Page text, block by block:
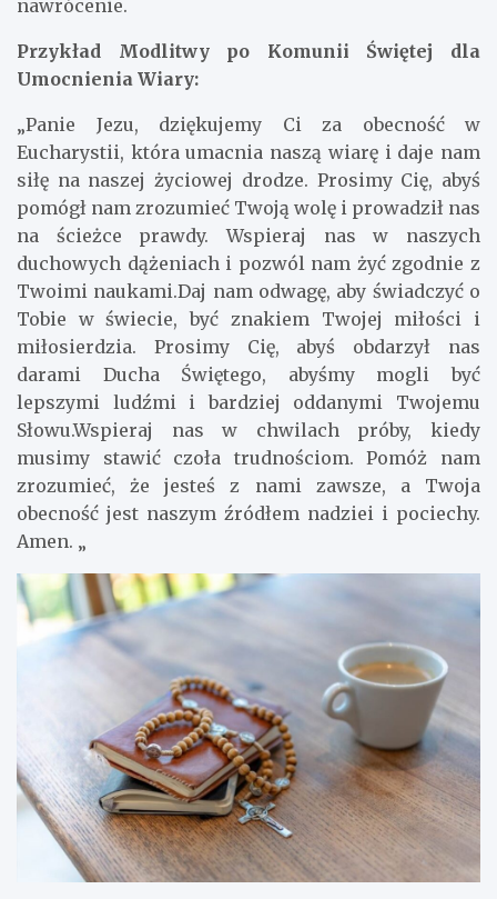
nawrócenie.
Przykład Modlitwy po Komunii Świętej dla
Umocnienia Wiary:
„Panie Jezu, dziękujemy Ci za obecność w
Eucharystii, która umacnia naszą wiarę i daje nam
siłę na naszej życiowej drodze. Prosimy Cię, abyś
pomógł nam zrozumieć Twoją wolę i prowadził nas
na ścieżce prawdy. Wspieraj nas w naszych
duchowych dążeniach i pozwól nam żyć zgodnie z
Twoimi naukami.Daj nam odwagę, aby świadczyć o
Tobie w świecie, być znakiem Twojej miłości i
miłosierdzia. Prosimy Cię, abyś obdarzył nas
darami Ducha Świętego, abyśmy mogli być
lepszymi ludźmi i bardziej oddanymi Twojemu
Słowu.Wspieraj nas w chwilach próby, kiedy
musimy stawić czoła trudnościom. Pomóż nam
zrozumieć, że jesteś z nami zawsze, a Twoja
obecność jest naszym źródłem nadziei i pociechy.
Amen. „